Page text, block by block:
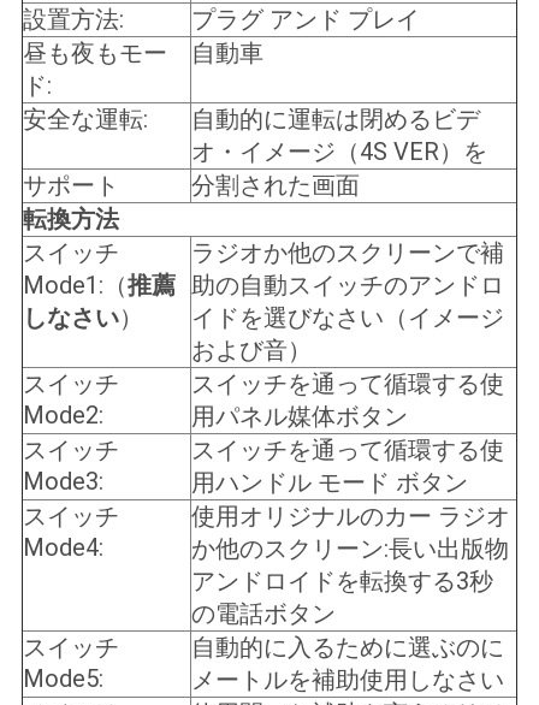
設置方法:
プラグ アンド プレイ
昼も夜もモー
ド:
自動車
安全な運転:
自動的に運転は閉めるビデ
オ・イメージ（4S VER）を
サポート
分割された画面
転換方法
スイッチ
Mode1:（推薦
しなさい）
ラジオか他のスクリーンで補
助の自動スイッチのアンドロ
イドを選びなさい（イメージ
および音）
スイッチ
Mode2:
スイッチを通って循環する使
用パネル媒体ボタン
スイッチ
Mode3:
スイッチを通って循環する使
用ハンドル モード ボタン
スイッチ
Mode4:
使用オリジナルのカー ラジオ
か他のスクリーン:長い出版物
アンドロイドを転換する3秒
の電話ボタン
スイッチ
Mode5:
自動的に入るために選ぶのに
メートルを補助使用しなさい